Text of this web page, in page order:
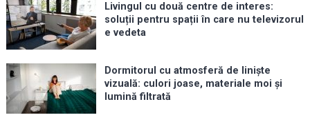
Livingul cu două centre de interes:
soluții pentru spații în care nu televizorul
e vedeta
Dormitorul cu atmosferă de liniște
vizuală: culori joase, materiale moi și
lumină filtrată